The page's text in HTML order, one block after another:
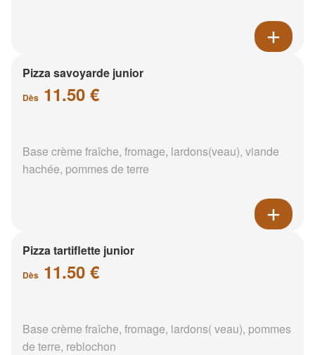
Pizza savoyarde junior
Dès 11.50 €
Base crème fraîche, fromage, lardons(veau), viande
hachée, pommes de terre
Pizza tartiflette junior
Dès 11.50 €
Base crème fraîche, fromage, lardons( veau), pommes
de terre, reblochon